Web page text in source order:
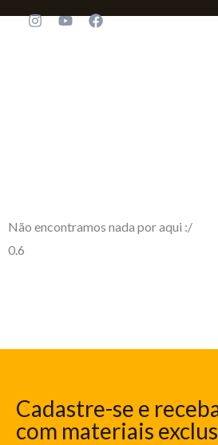
Não encontramos nada por aqui :/
Cadastre-se e
com materiais